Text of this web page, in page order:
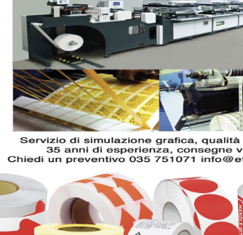
Etichette stampa a caldo